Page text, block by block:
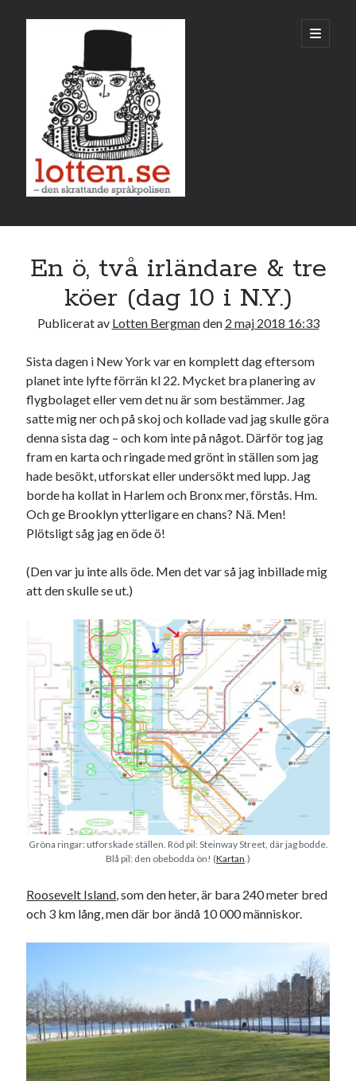
öppna
primär
Sidopanel
M T F L S
1 2 4 5 6
7 8 9 10 11 12 13
21 22 23 24 25 26 27
28 29 30 31
« apr jun »
Sök
Kategorier
Etiketter
#blogg100 allmänbildning barn
barnen basket bil corona
död England fest film fotboll
historia hotell jobb
Julkalenderfacit Julkalendern
kåseri minne
reklam resa sekrutt skola
sommar språk språkpolis
Stockholm svenska tips tåg
En ö, två irländare & tre
köer (dag 10 i N.Y.)
Publicerat av Lotten Bergmanden 2 maj 2018 16:33
Sista dagen i New York var en komplett dag eftersom
planet inte lyfte förrän kl 22. Mycket bra planering av
flygbolaget eller vem det nu är som bestämmer. Jag
satte mig ner och på skoj och kollade vad jag skulle göra
denna sista dag – och kom inte på något. Därför tog jag
fram en karta och ringade med grönt in ställen som jag
hade besökt, utforskat eller undersökt med lupp. Jag
borde ha kollat in Harlem och Bronx mer, förstås. Hm.
Och ge Brooklyn ytterligare en chans? Nä. Men!
Plötsligt såg jag en öde ö!
(Den var ju inte alls öde. Men det var så jag inbillade mig
att den skulle se ut.)
Gröna ringar: utforskade ställen. Röd pil: Steinway Street, där jag bodde.
Blå pil: den obebodda ön! (Kartan.)
Roosevelt Island, som den heter, är bara 240 meter bred
och 3 km lång, men där bor ändå 10 000 människor.